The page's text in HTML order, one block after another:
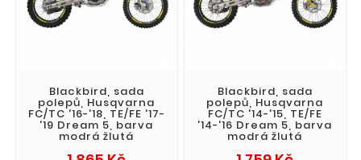
Blackbird, sada
polepů, Husqvarna
FC/TC '16-'18, TE/FE '17-
'19 Dream 5, barva
modrá žlutá
Cena
Blackbird, sada
polepů, Husqvarna
FC/TC '14-'15, TE/FE
'14-'16 Dream 5, barva
modrá žlutá
Cena